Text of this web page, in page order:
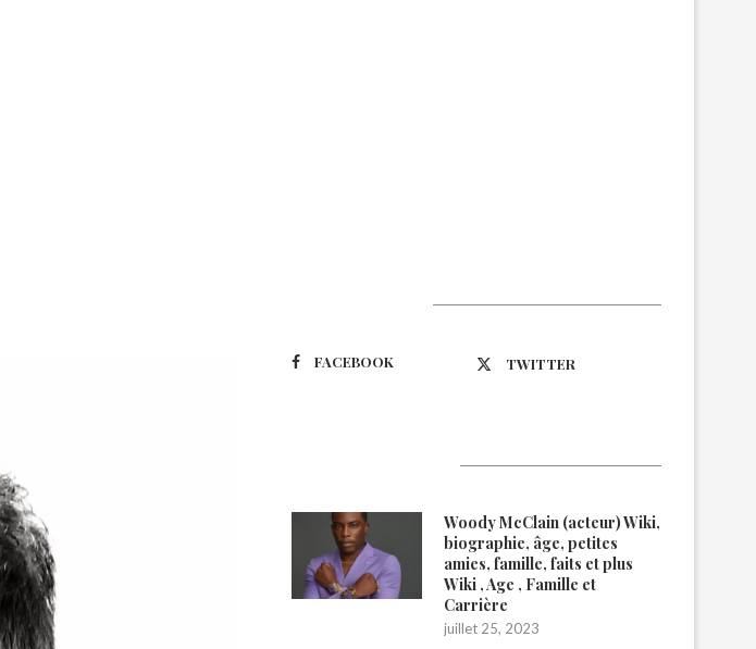
FACEBOOK TWITTER
Woody McClain (acteur) Wiki,
biographie, âge, petites
amies, famille, faits et plus
Wiki , Age , Famille et
Carrière
juillet 25, 2023